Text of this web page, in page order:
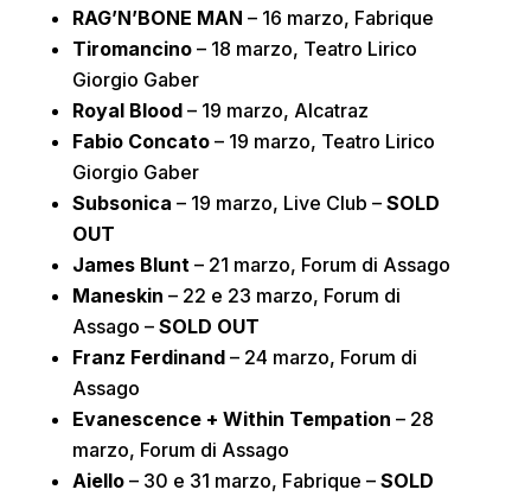
RAG’N’BONE MAN – 16 marzo, Fabrique
Tiromancino– 18 marzo, Teatro Lirico
Giorgio Gaber
Royal Blood– 19 marzo, Alcatraz
Fabio Concato– 19 marzo, Teatro Lirico
Giorgio Gaber
Subsonica – 19 marzo, Live Club – SOLD
OUT
James Blunt – 21 marzo, Forum di Assago
Maneskin – 22 e 23 marzo, Forum di
Assago – SOLD OUT
Franz Ferdinand– 24 marzo, Forum di
Assago
Evanescence + Within Tempation – 28
marzo, Forum di Assago
Aiello– 30 e 31 marzo, Fabrique – SOLD